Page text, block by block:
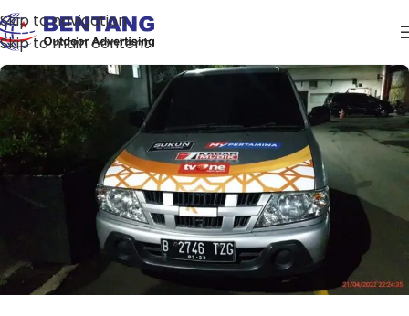
Skip to navigation
Skip to main content